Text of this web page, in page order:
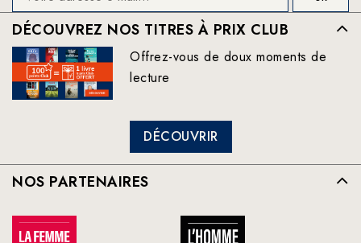
DÉCOUVREZ NOS TITRES À PRIX CLUB
Offrez-vous de doux moments de
lecture
DÉCOUVRIR
NOS PARTENAIRES